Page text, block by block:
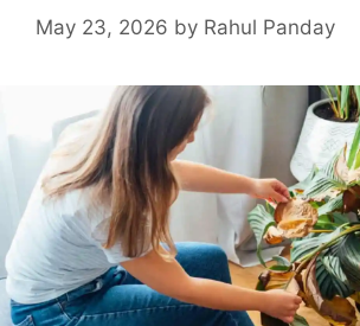
May 23, 2026 by Rahul Panday